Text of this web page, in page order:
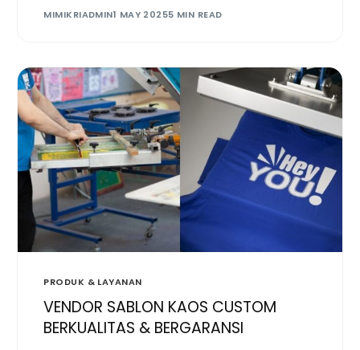
MIMIKRIADMIN1 MAY 20255 MIN READ
PRODUK & LAYANAN
VENDOR SABLON KAOS CUSTOM
BERKUALITAS & BERGARANSI